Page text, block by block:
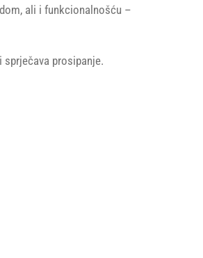
ali i funkcionalnošću –
prosipanje.